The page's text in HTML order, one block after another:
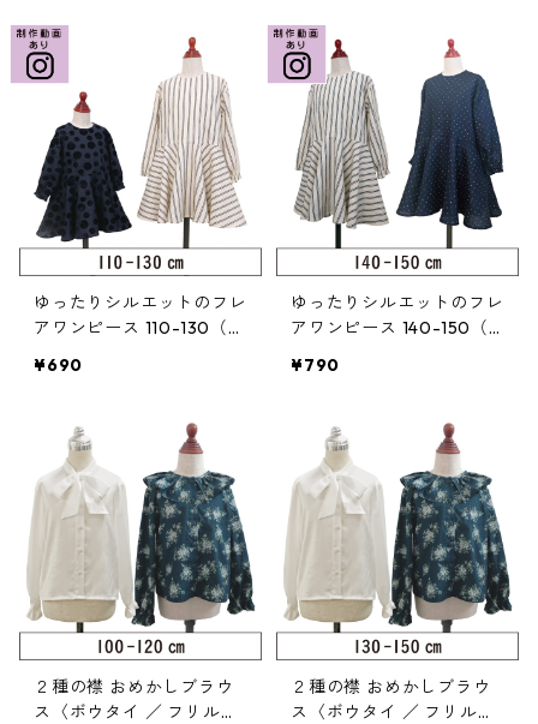
ゆったりシルエットのフレ
アワンピース 110-130（3
¥690
ゆったりシルエットのフレ
アワンピース 140-150（3
¥790
２種の襟 おめかしブラウ
ス〈ボウタイ ／ フリルギ
２種の襟 おめかしブラウ
ス〈ボウタイ ／ フリルギ